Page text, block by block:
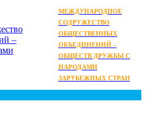
МЕЖДУНАРОДНОЕ
СОДРУЖЕСТВО
ОБЩЕСТВЕННЫХ
ОБЪЕДИНЕНИЙ –
ОБЩЕСТВ ДРУЖБЫ С
НАРОДАМИ
ЗАРУБЕЖНЫХ СТРАН